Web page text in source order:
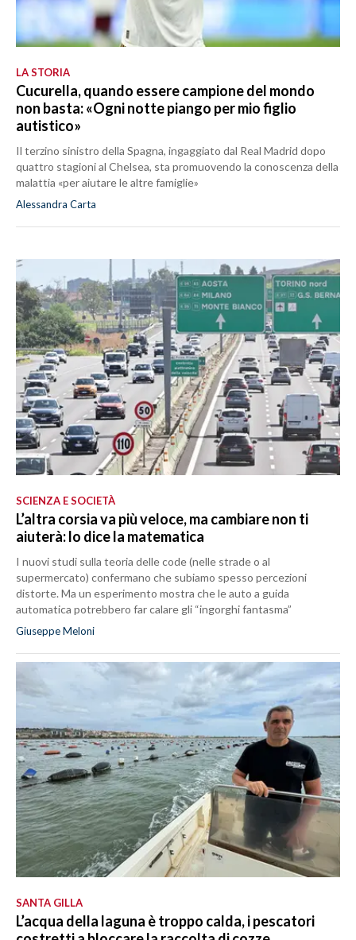
LA STORIA
Cucurella, quando essere campione del mondo
non basta: «Ogni notte piango per mio figlio
autistico»
Il terzino sinistro della Spagna, ingaggiato dal Real Madrid dopo
quattro stagioni al Chelsea, sta promuovendo la conoscenza della
malattia «per aiutare le altre famiglie»
Alessandra Carta
SCIENZA E SOCIETÀ
L’altra corsia va più veloce, ma cambiare non ti
aiuterà: lo dice la matematica
I nuovi studi sulla teoria delle code (nelle strade o al
supermercato) confermano che subiamo spesso percezioni
distorte. Ma un esperimento mostra che le auto a guida
automatica potrebbero far calare gli “ingorghi fantasma”
Giuseppe Meloni
SANTA GILLA
L’acqua della laguna è troppo calda, i pescatori